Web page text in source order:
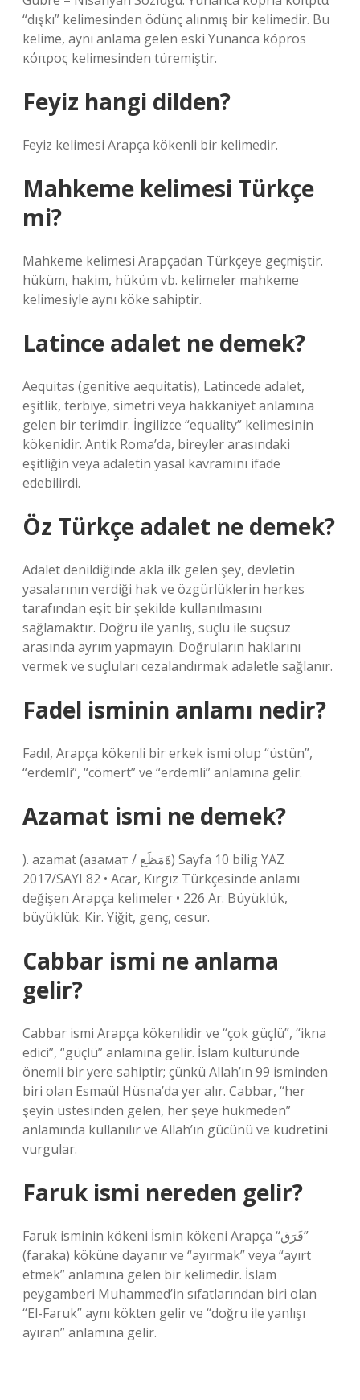
“dışkı” kelimesinden ödünç alınmış bir kelimedir. Bu
kelime, aynı anlama gelen eski Yunanca kópros
κόπρος kelimesinden türemiştir.
Feyiz hangi dilden?
Feyiz kelimesi Arapça kökenli bir kelimedir.
Mahkeme kelimesi Türkçe
mi?
Mahkeme kelimesi Arapçadan Türkçeye geçmiştir.
hüküm, hakim, hüküm vb. kelimeler mahkeme
kelimesiyle aynı köke sahiptir.
Latince adalet ne demek?
Aequitas (genitive aequitatis), Latincede adalet,
eşitlik, terbiye, simetri veya hakkaniyet anlamına
gelen bir terimdir. İngilizce “equality” kelimesinin
kökenidir. Antik Roma’da, bireyler arasındaki
eşitliğin veya adaletin yasal kavramını ifade
edebilirdi.
Öz Türkçe adalet ne demek?
Adalet denildiğinde akla ilk gelen şey, devletin
yasalarının verdiği hak ve özgürlüklerin herkes
tarafından eşit bir şekilde kullanılmasını
sağlamaktır. Doğru ile yanlış, suçlu ile suçsuz
arasında ayrım yapmayın. Doğruların haklarını
vermek ve suçluları cezalandırmak adaletle sağlanır.
Fadel isminin anlamı nedir?
Fadıl, Arapça kökenli bir erkek ismi olup “üstün”,
“erdemli”, “cömert” ve “erdemli” anlamına gelir.
Azamat ismi ne demek?
). azamat (азамат / ةَمَظَع) Sayfa 10 bilig YAZ
2017/SAYI 82 • Acar, Kırgız Türkçesinde anlamı
değişen Arapça kelimeler • 226 Ar. Büyüklük,
büyüklük. Kir. Yiğit, genç, cesur.
Cabbar ismi ne anlama
gelir?
Cabbar ismi Arapça kökenlidir ve “çok güçlü”, “ikna
edici”, “güçlü” anlamına gelir. İslam kültüründe
önemli bir yere sahiptir; çünkü Allah’ın 99 isminden
biri olan Esmaül Hüsna’da yer alır. Cabbar, “her
şeyin üstesinden gelen, her şeye hükmeden”
anlamında kullanılır ve Allah’ın gücünü ve kudretini
vurgular.
Faruk ismi nereden gelir?
Faruk isminin kökeni İsmin kökeni Arapça “فَرَق”
(faraka) köküne dayanır ve “ayırmak” veya “ayırt
etmek” anlamına gelen bir kelimedir. İslam
peygamberi Muhammed’in sıfatlarından biri olan
“El-Faruk” aynı kökten gelir ve “doğru ile yanlışı
ayıran” anlamına gelir.